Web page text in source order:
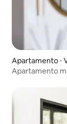
Apartamento ⋅
Apartamento